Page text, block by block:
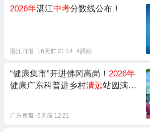
2026年湛江中考分数线公布！
湛江日报 16天前 21:14 4跟贴
“健康集市”开进佛冈高岗！ 2026年
健康广东科普进乡村清远站圆满收
广东视窗 6天前 12:21